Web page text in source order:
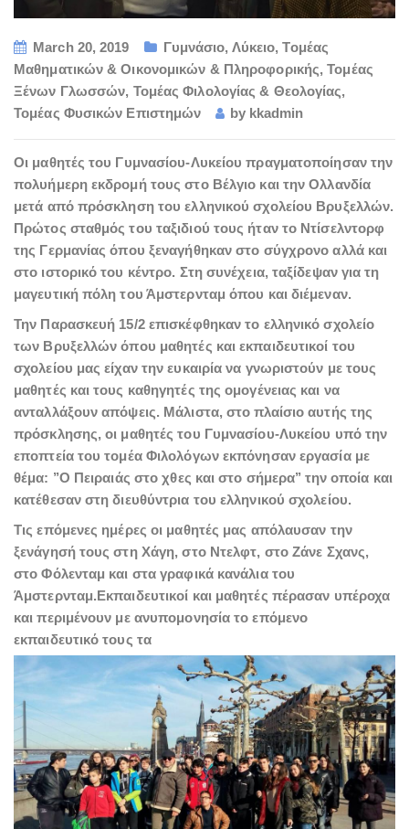
March 20, 2019 Γυμνάσιο, Λύκειο,Τομέας
Μαθηματικών & Οικονομικών & Πληροφορικής,Τομέας
Ξένων Γλωσσών, Τομέας Φιλολογίας & Θεολογίας,
Τομέας Φυσικών Επιστημών
by kkadmin
Οι μαθητές του Γυμνασίου-Λυκείου πραγματοποίησαν την
πολυήμερη εκδρομή τους στο Βέλγιο και την Ολλανδία
μετά από πρόσκληση του ελληνικού σχολείου Βρυξελλών.
Πρώτος σταθμός του ταξιδιού τους ήταν το Ντίσελντορφ
της Γερμανίας όπου ξεναγήθηκαν στο σύγχρονο αλλά και
στο ιστορικό του κέντρο. Στη συνέχεια, ταξίδεψαν για τη
μαγευτική πόλη του Άμστερνταμ όπου και διέμεναν.
Την Παρασκευή 15/2 επισκέφθηκαν το ελληνικό σχολείο
των Βρυξελλών όπου μαθητές και εκπαιδευτικοί του
σχολείου μας είχαν την ευκαιρία να γνωριστούν με τους
μαθητές και τους καθηγητές της ομογένειας και να
ανταλλάξουν απόψεις. Μάλιστα, στο πλαίσιο αυτής της
πρόσκλησης, οι μαθητές του Γυμνασίου-Λυκείου υπό την
εποπτεία του τομέα Φιλολόγων εκπόνησαν εργασία με
θέμα: ’’Ο Πειραιάς στο χθες και στο σήμερα’’ την οποία και
κατέθεσαν στη διευθύντρια του ελληνικού σχολείου.
Τις επόμενες ημέρες οι μαθητές μας απόλαυσαν την
ξενάγησή τους στη Χάγη, στο Ντελφτ, στο Ζάνε Σχανς,
στο Φόλενταμ και στα γραφικά κανάλια του
Άμστερνταμ.Εκπαιδευτικοί και μαθητές πέρασαν υπέροχα
και περιμένουν με ανυπομονησία το επόμενο
εκπαιδευτικό τους τα